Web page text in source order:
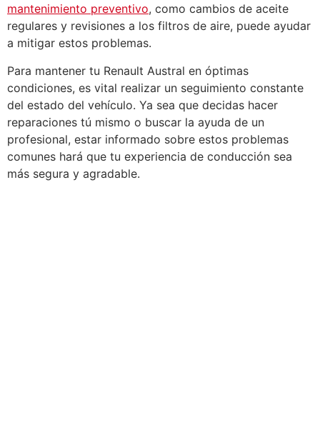
mantenimiento preventivo, como cambios de aceite
regulares y revisiones a los filtros de aire, puede ayudar
a mitigar estos problemas.
Para mantener tu Renault Austral en óptimas
condiciones, es vital realizar un seguimiento constante
del estado del vehículo. Ya sea que decidas hacer
reparaciones tú mismo o buscar la ayuda de un
profesional, estar informado sobre estos problemas
comunes hará que tu experiencia de conducción sea
más segura y agradable.